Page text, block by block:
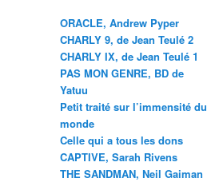
ORACLE, Andrew Pyper
CHARLY 9, de Jean Teulé 2
CHARLY IX, de Jean Teulé 1
PAS MON GENRE, BD de
Yatuu
Petit traité sur l’immensité du
monde
Celle qui a tous les dons
CAPTIVE, Sarah Rivens
THE SANDMAN, Neil Gaiman